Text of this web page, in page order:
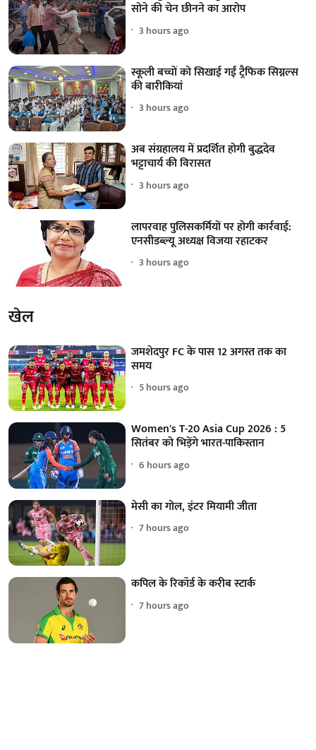
सोने की चेन छीनने का आरोप
3 hours ago
स्कूली बच्चों को सिखाई गईं ट्रैफिक सिग्नल्स
की बारीकियां
3 hours ago
अब संग्रहालय में प्रदर्शित होगी बुद्धदेव
भट्टाचार्य की विरासत
3 hours ago
लापरवाह पुलिसकर्मियों पर होगी कार्रवाई:
एनसीडब्ल्यू अध्यक्ष विजया रहाटकर
3 hours ago
खेल
जमशेदपुर FC के पास 12 अगस्त तक का
समय
5 hours ago
Women's T-20 Asia Cup 2026 : 5
सितंबर को भिड़ेंगे भारत-पाकिस्तान
6 hours ago
मेसी का गोल, इंटर मियामी जीता
7 hours ago
कपिल के रिकॉर्ड के करीब स्टार्क
7 hours ago